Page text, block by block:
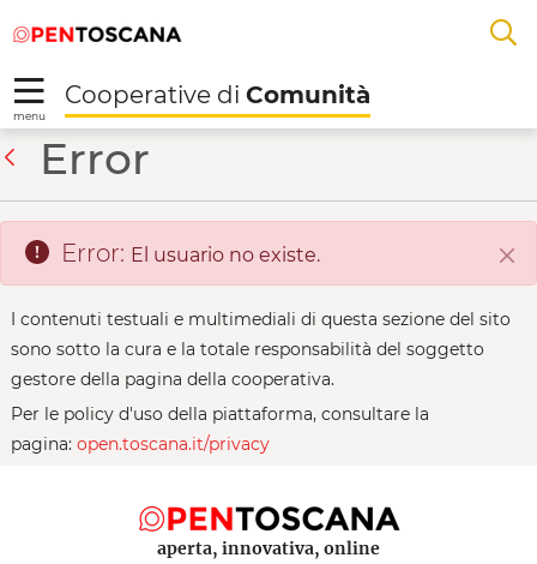
Saltar al contenido principal
alal
menu
Cooperative di Comunità
Filicaia Viva -
Error
Error: El usuario no existe.
I contenuti testuali e multimediali di questa sezione del sito
sono sotto la cura e la totale responsabilità del soggetto
gestore della pagina della cooperativa.
Per le policy d'uso della piattaforma, consultare la
pagina: open.toscana.it/privacy
aperta, innovativa, online